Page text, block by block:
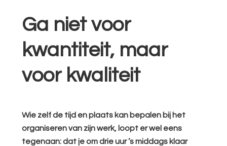
Ga niet voor
kwantiteit, maar
voor kwaliteit
Wie zelf de tijd en plaats kan bepalen bij het
organiseren van zijn werk, loopt er wel eens
tegenaan: dat je om drie uur ’s middags klaar